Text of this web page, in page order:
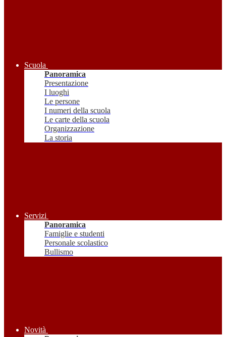
Scuola
Panoramica
Presentazione
I luoghi
Le persone
I numeri della scuola
Le carte della scuola
Organizzazione
La storia
Servizi
Panoramica
Famiglie e studenti
Personale scolastico
Bullismo
Novità